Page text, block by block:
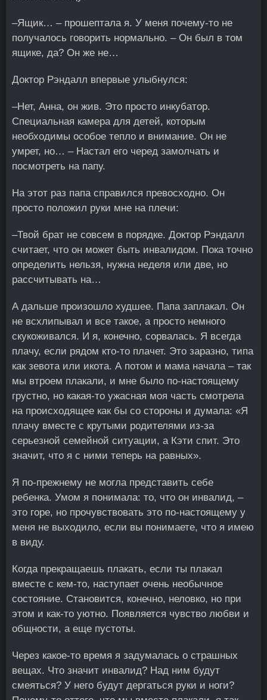
–Ящик… – прошептала я. У меня почему-то не
получалось говорить нормально. – Он был в том
ящике, да? Он же не…
Доктор Рэндалл впервые улыбнулся:
–Нет, Анна, он жив. Это просто инкубатор.
Специальная камера для детей, которым
необходимы особое тепло и внимание. Он не
умрет, но… – Настал его черед замолчать и
посмотреть на папу.
На этот раз папа справился превосходно. Он
просто положил руки мне на плечи:
–Твой брат не совсем в порядке. Доктор Рэндалл
считает, что он может быть инвалидом. Пока точно
определить нельзя, нужна неделя или две, но
рассчитывать на…
А дальше произошло худшее. Папа заплакал. Он
не всхлипывал и все такое, а просто немного
скукоживался. И я, конечно, сорвалась. Я всегда
плачу, если рядом кто-то плачет. Это заразно, типа
как зевота или икота. А потом и мама начала – так
мы втроем плакали, и мне было по-настоящему
грустно, но какая-то ужасная моя часть смотрела
на происходящее как бы со стороны и думала: «Я
плачу вместе с крутыми родителями из-за
серьезной семейной ситуации, а Кэти спит. Это
значит, что я с ними теперь на равных».
Я по-прежнему не могла представить себе
ребенка. Умом я понимала: то, что он инвалид, –
это горе, но прочувствовать это по-настоящему у
меня не выходило, если вы понимаете, что я имею
в виду.
Когда прекращаешь плакать, если ты плакал
вместе с кем-то, наступает очень необычное
состояние. Становится, конечно, неловко, но при
этом и как-то уютно. Появляется чувство любви и
общности, а еще пустоты.
Через какое-то время я задумалась о страшных
вещах. Что значит инвалид? Над ним будут
смеяться? У него будут дергаться руки и ноги?